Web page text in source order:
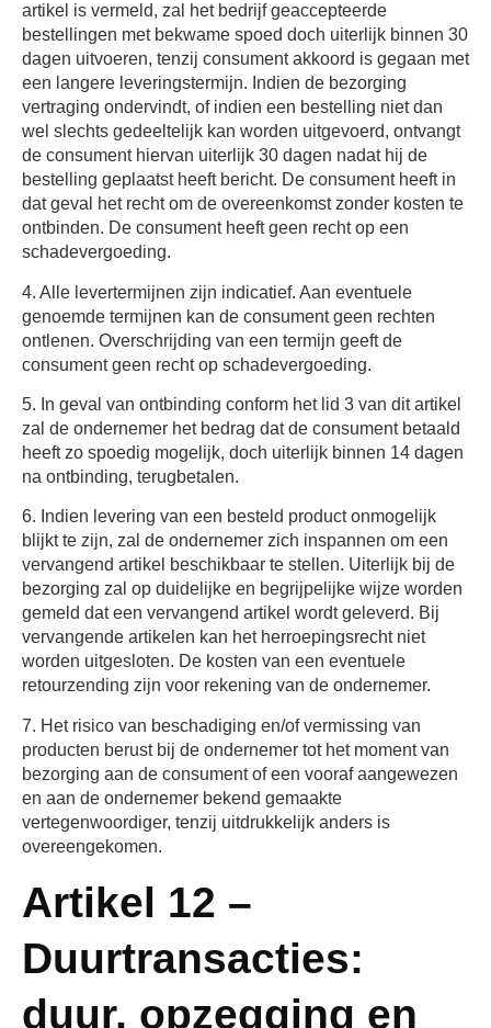
artikel is vermeld, zal het bedrijf geaccepteerde
bestellingen met bekwame spoed doch uiterlijk binnen 30
dagen uitvoeren, tenzij consument akkoord is gegaan met
een langere leveringstermijn. Indien de bezorging
vertraging ondervindt, of indien een bestelling niet dan
wel slechts gedeeltelijk kan worden uitgevoerd, ontvangt
de consument hiervan uiterlijk 30 dagen nadat hij de
bestelling geplaatst heeft bericht. De consument heeft in
dat geval het recht om de overeenkomst zonder kosten te
ontbinden. De consument heeft geen recht op een
schadevergoeding.
4. Alle levertermijnen zijn indicatief. Aan eventuele
genoemde termijnen kan de consument geen rechten
ontlenen. Overschrijding van een termijn geeft de
consument geen recht op schadevergoeding.
5. In geval van ontbinding conform het lid 3 van dit artikel
zal de ondernemer het bedrag dat de consument betaald
heeft zo spoedig mogelijk, doch uiterlijk binnen 14 dagen
na ontbinding, terugbetalen.
6. Indien levering van een besteld product onmogelijk
blijkt te zijn, zal de ondernemer zich inspannen om een
vervangend artikel beschikbaar te stellen. Uiterlijk bij de
bezorging zal op duidelijke en begrijpelijke wijze worden
gemeld dat een vervangend artikel wordt geleverd. Bij
vervangende artikelen kan het herroepingsrecht niet
worden uitgesloten. De kosten van een eventuele
retourzending zijn voor rekening van de ondernemer.
7. Het risico van beschadiging en/of vermissing van
producten berust bij de ondernemer tot het moment van
bezorging aan de consument of een vooraf aangewezen
en aan de ondernemer bekend gemaakte
vertegenwoordiger, tenzij uitdrukkelijk anders is
overeengekomen.
Artikel 12 –
Duurtransacties:
duur, opzegging en